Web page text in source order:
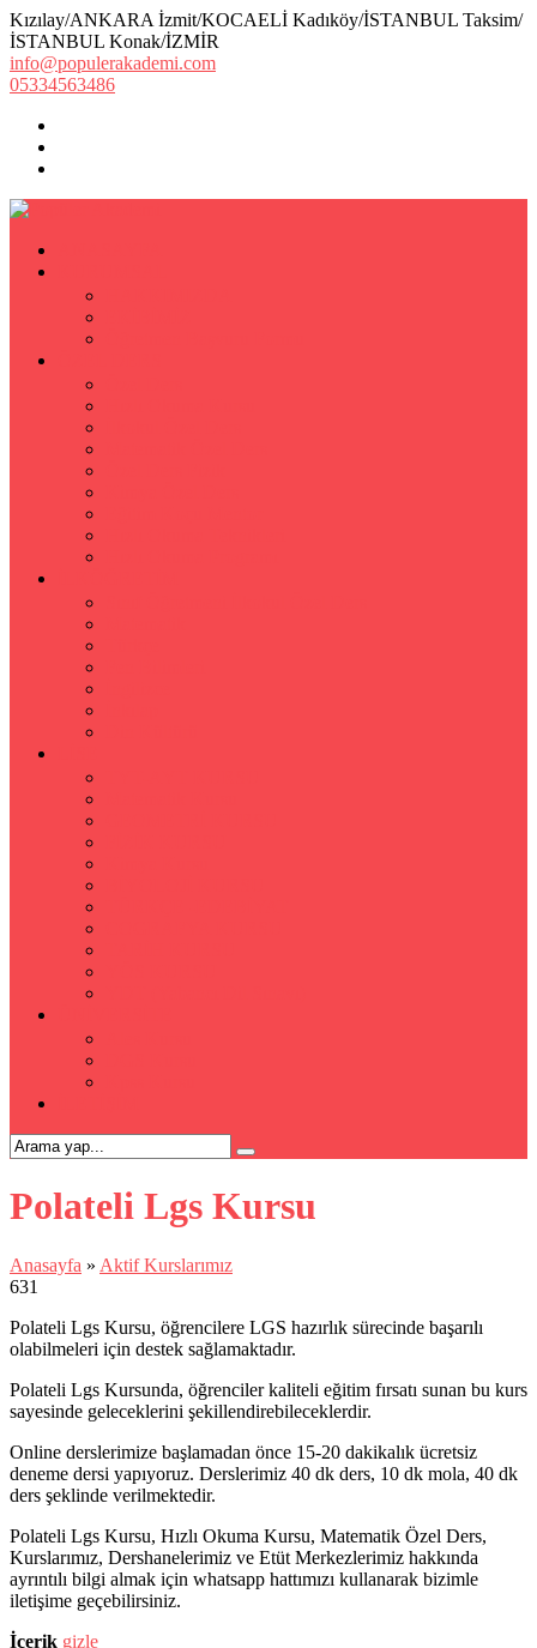
Kızılay/ANKARA İzmit/KOCAELİ Kadıköy/İSTANBUL Taksim/
İSTANBUL Konak/İZMİR
info@populerakademi.com
05334563486
Polateli Lgs Kursu
Anasayfa » Aktif Kurslarımız
631
Polateli Lgs Kursu, öğrencilere LGS hazırlık sürecinde başarılı
olabilmeleri için destek sağlamaktadır.
Polateli Lgs Kursunda, öğrenciler kaliteli eğitim fırsatı sunan bu kurs
sayesinde geleceklerini şekillendirebileceklerdir.
Online derslerimize başlamadan önce 15-20 dakikalık ücretsiz
deneme dersi yapıyoruz. Derslerimiz 40 dk ders, 10 dk mola, 40 dk
ders şeklinde verilmektedir.
Polateli Lgs Kursu, Hızlı Okuma Kursu, Matematik Özel Ders,
Kurslarımız, Dershanelerimiz ve Etüt Merkezlerimiz hakkında
ayrıntılı bilgi almak için whatsapp hattımızı kullanarak bizimle
iletişime geçebilirsiniz.
İçerik gizle